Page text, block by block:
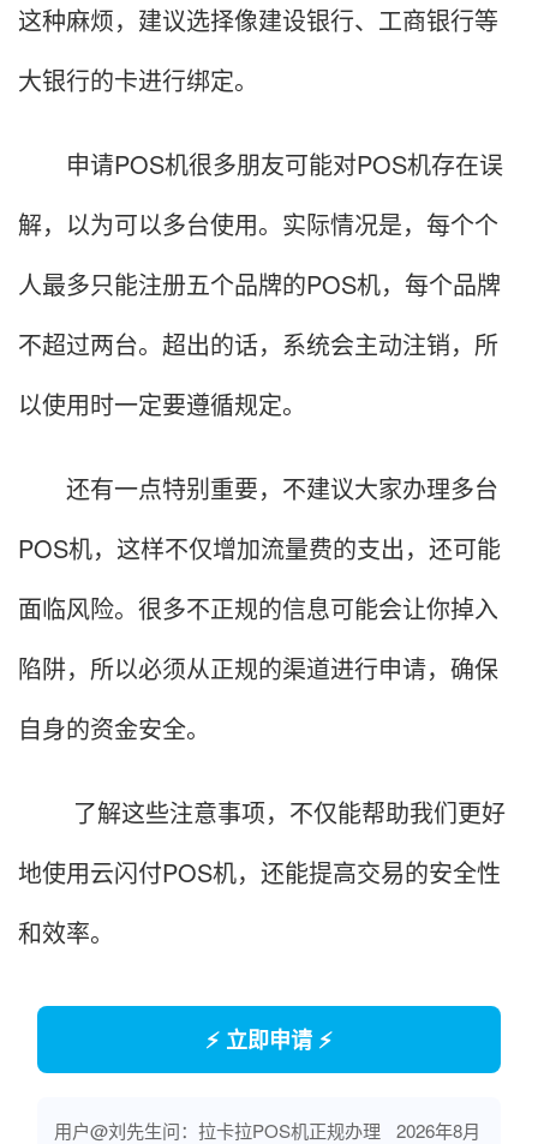
这种麻烦，建议选择像建设银行、工商银行等
大银行的卡进行绑定。
申请POS机很多朋友可能对POS机存在误
解，以为可以多台使用。实际情况是，每个个
人最多只能注册五个品牌的POS机，每个品牌
不超过两台。超出的话，系统会主动注销，所
以使用时一定要遵循规定。
还有一点特别重要，不建议大家办理多台
POS机，这样不仅增加流量费的支出，还可能
面临风险。很多不正规的信息可能会让你掉入
陷阱，所以必须从正规的渠道进行申请，确保
自身的资金安全。
了解这些注意事项，不仅能帮助我们更好
地使用云闪付POS机，还能提高交易的安全性
和效率。
⚡ 立即申请 ⚡
用户@刘先生问：拉卡拉POS机正规办理
2026年8月